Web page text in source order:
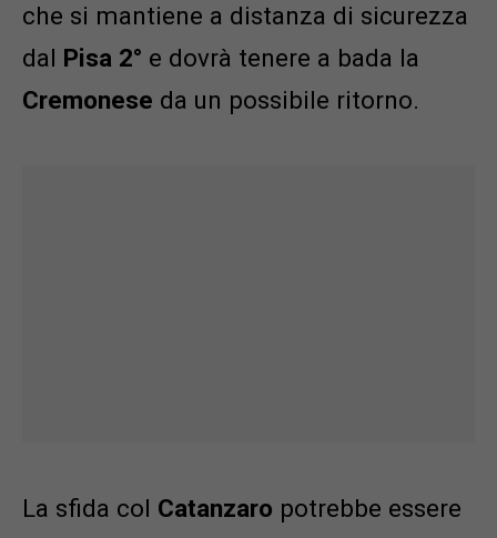
che si mantiene a distanza di sicurezza
dal Pisa 2° e dovrà tenere a bada la
Cremonese da un possibile ritorno.
La sfida col Catanzaro potrebbe essere